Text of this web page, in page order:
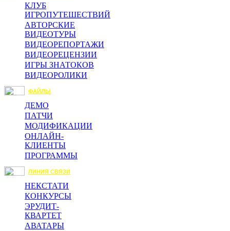
КЛУБ
ИГРОПУТЕШЕСТВИЙ
АВТОРСКИЕ
ВИДЕОТУРЫ
ВИДЕОРЕПОРТАЖИ
ВИДЕОРЕЦЕНЗИИ
ИГРЫ ЗНАТОКОВ
ВИДЕОРОЛИКИ
ФАЙЛЫ
ДЕМО
ПАТЧИ
МОДИФИКАЦИИ
ОНЛАЙН-
КЛИЕНТЫ
ПРОГРАММЫ
ЛИНИЯ СВЯЗИ
НЕКСТАТИ
КОНКУРСЫ
ЭРУДИТ-
КВАРТЕТ
АВАТАРЫ